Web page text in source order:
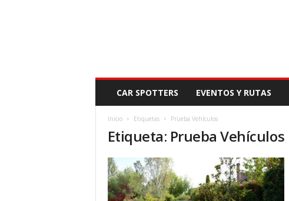
V
CAR SPOTTERS EVENTOS Y RUTAS
Inicio Etiquetas Prueba Vehículos
Etiqueta: Prueba Vehículos